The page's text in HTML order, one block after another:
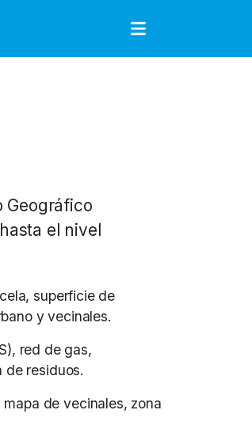
Geográfico
el nivel
superficie de
y vecinales.
red de gas,
de residuos.
de vecinales, zona